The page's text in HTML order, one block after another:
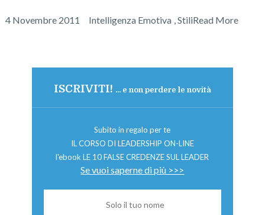
4 Novembre 2011 Intelligenza Emotiva ,StiliRead More
ISCRIVITI! ... e non perdere le novità
Subito in regalo per te
IL CORSO DI LEADERSHIP ON-LINE
l'ebook LE 10 FALSE CREDENZE SUL LEADER
Se vuoi saperne di più >>>